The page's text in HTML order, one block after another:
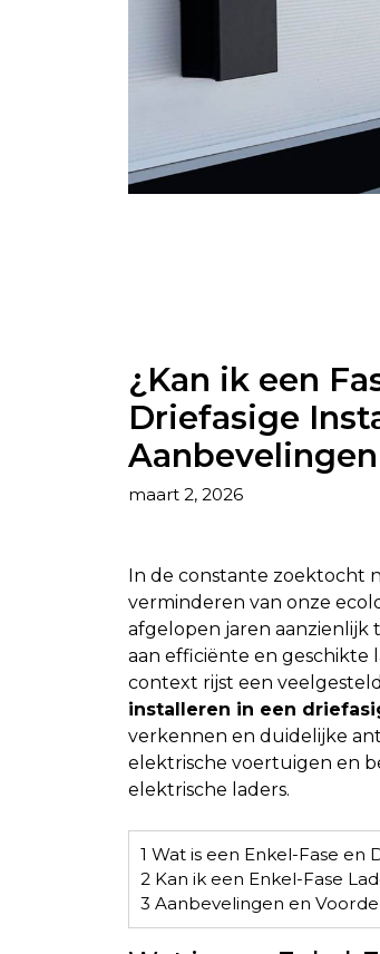
¿Kan ik een
Driefasige
Aanbevelingen
maart 2, 2026
In de constante zoektocht
verminderen van onze
afgelopen jaren aanzienlijk
aan efficiënte en geschikte
context rijst een
installeren in een
verkennen en duidelijke
elektrische voertuigen en
elektrische laders.
1 Wat is een Enkel-Fase en
2Kan ik een Enkel-Fase
3 Aanbevelingen en